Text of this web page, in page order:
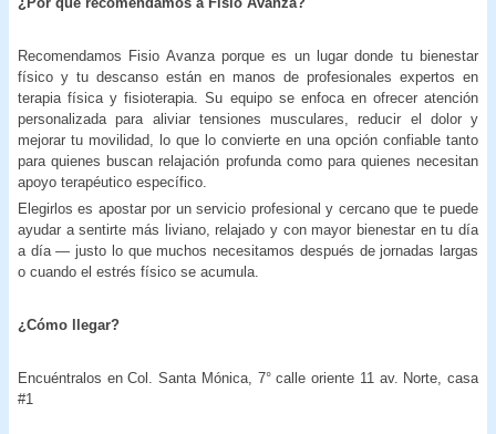
Recomendamos Fisio Avanza porque es un lugar donde tu bienestar
físico y tu descanso están en manos de profesionales expertos en
terapia física y fisioterapia. Su equipo se enfoca en ofrecer atención
personalizada para aliviar tensiones musculares, reducir el dolor y
mejorar tu movilidad, lo que lo convierte en una opción confiable tanto
para quienes buscan relajación profunda como para quienes necesitan
apoyo terapéutico específico.
Elegirlos es apostar por un servicio profesional y cercano que te puede
ayudar a sentirte más liviano, relajado y con mayor bienestar en tu día
a día — justo lo que muchos necesitamos después de jornadas largas
o cuando el estrés físico se acumula.
¿Cómo llegar?
Encuéntralos en Col. Santa Mónica, 7° calle oriente 11 av. Norte, casa
#1